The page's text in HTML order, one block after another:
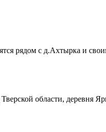
рядом с д.Ахтырка и
области, деревня